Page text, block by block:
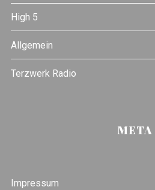
High 5
Allgemein
Terzwerk Radio
META
Impressum